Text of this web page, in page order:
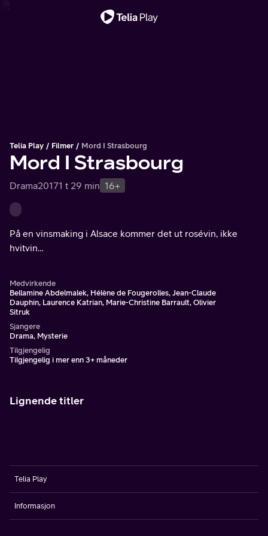
Telia Play Filmer Mord I Strasbourg
Mord I Strasbourg
Drama20171 t 29 min 16+
På en vinsmaking i Alsace kommer det ut rosévin, ikke
hvitvin…
Medvirkende
Bellamine Abdelmalek, Hélène de Fougerolles, Jean-Claude
Dauphin, Laurence Katrian, Marie-Christine Barrault, Olivier
Sitruk
Sjangere
Drama, Mysterie
Tilgjengelig
Tilgjengelig i mer enn 3+ måneder
Lignende titler
Telia Play
Informasjon